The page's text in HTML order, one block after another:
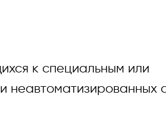
к специальным или
неавтоматизированных